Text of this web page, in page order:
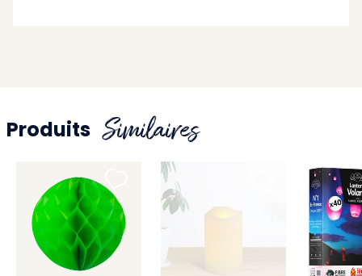
Produits Similaires